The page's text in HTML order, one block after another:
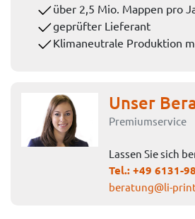
über 2,5 Mio. Mappen pro
geprüfter Lieferant
Klimaneutrale Produktion
Unser
Premiumservice
Lassen Sie sich
Tel.:+49 6131-
beratung@li-